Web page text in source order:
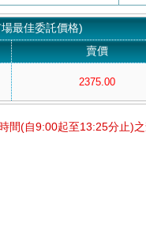
最佳委託價格)
賣價
2375.00
間(自9:00起至13:25分止)